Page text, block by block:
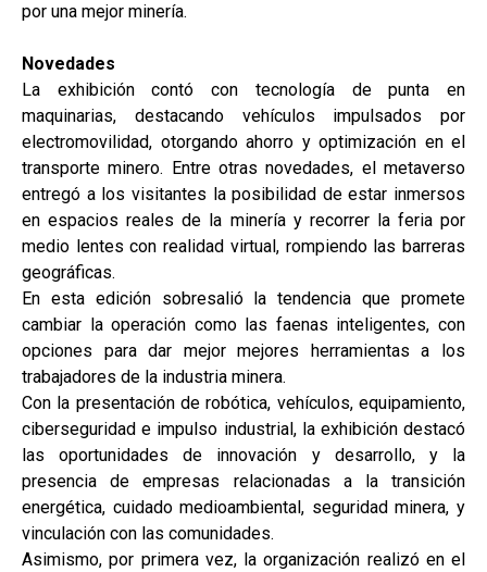
por una mejor minería.
Novedades
La exhibición contó con tecnología de punta en
maquinarias, destacando vehículos impulsados por
electromovilidad, otorgando ahorro y optimización en el
transporte minero. Entre otras novedades, el metaverso
entregó a los visitantes la posibilidad de estar inmersos
en espacios reales de la minería y recorrer la feria por
medio lentes con realidad virtual, rompiendo las barreras
geográficas.
En esta edición sobresalió la tendencia que promete
cambiar la operación como las faenas inteligentes, con
opciones para dar mejor mejores herramientas a los
trabajadores de la industria minera.
Con la presentación de robótica, vehículos, equipamiento,
ciberseguridad e impulso industrial, la exhibición destacó
las oportunidades de innovación y desarrollo, y la
presencia de empresas relacionadas a la transición
energética, cuidado medioambiental, seguridad minera, y
vinculación con las comunidades.
Asimismo, por primera vez, la organización realizó en el